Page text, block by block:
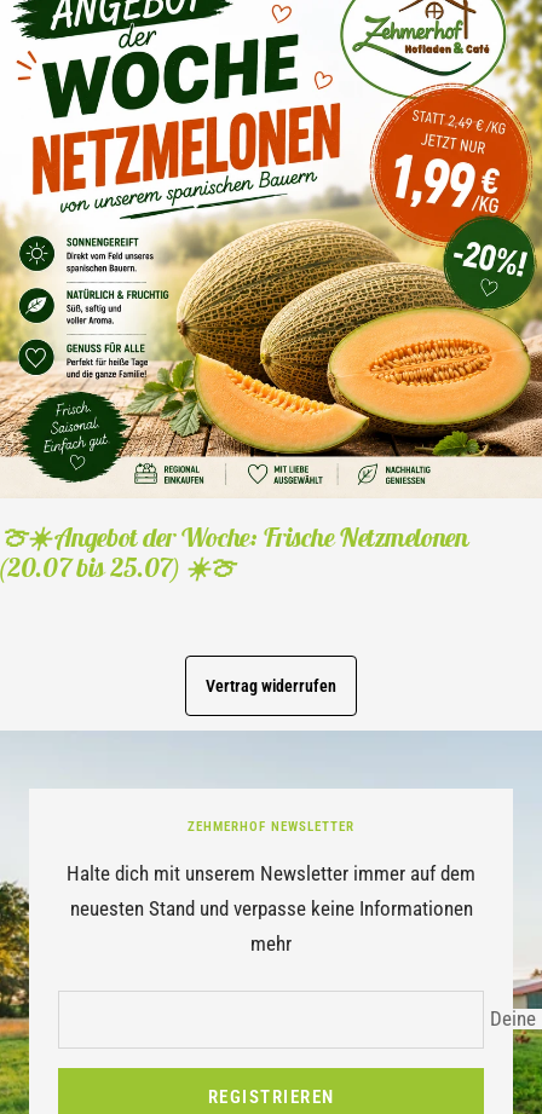
🍈☀️ Angebot der Woche: Frische Netzmelonen
(20.07 bis 25.07) ☀️🍈
Vertrag widerrufen
ZEHMERHOF NEWSLETTER
Halte dich mit unserem Newsletter immer auf dem
neuesten Stand und verpasse keine Informationen
mehr
Deine
REGISTRIEREN